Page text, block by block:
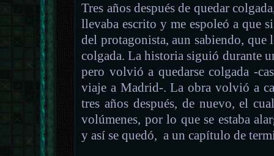
Tres años después de quedar
llevaba escrito y me espoleó a que
del protagonista, aun sabiendo, que
colgada. La historia siguió durante
pero volvió a quedarse colgada -
viaje a Madrid-. La obra volvió a
tres años después, de nuevo, el
volúmenes, por lo que se estaba
y así se quedó, a un capítulo de